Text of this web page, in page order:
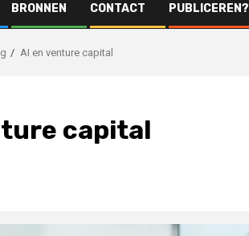
BRONNEN CONTACT PUBLICEREN?
AI en venture capital
capital